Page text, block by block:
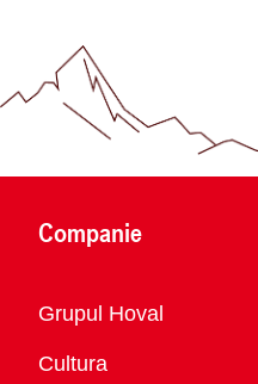
Companie
Vedere
Grupul Hoval
Cultura